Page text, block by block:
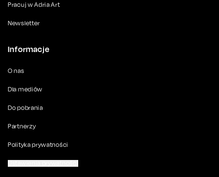
Pracuj w Adria Art
Newsletter
Informacje
O nas
Dla mediów
Do pobrania
Partnerzy
Polityka prywatności